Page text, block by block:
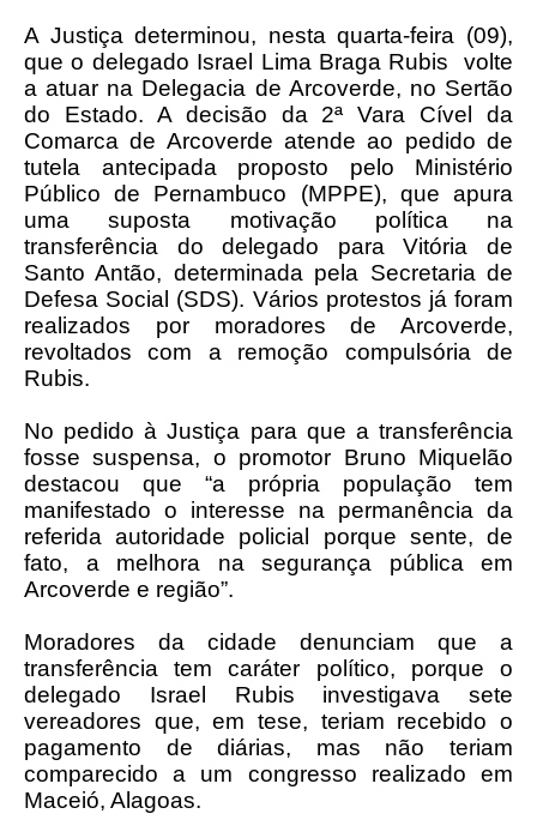
A Justiça determinou, nesta quarta-feira (09),
que o delegado Israel Lima Braga Rubis
volte
a atuar na Delegacia de Arcoverde, no Sertão
do Estado. A decisão da 2ª Vara Cível da
Comarca de Arcoverde atende ao pedido de
tutela antecipada proposto pelo Ministério
Público de Pernambuco (MPPE), que apura
uma suposta motivação política na
transferência do delegado para Vitória de
Santo Antão, determinada pela Secretaria de
Defesa Social (SDS). Vários protestos já foram
realizados por moradores de Arcoverde,
revoltados com a remoção compulsória de
Rubis.
No pedido à Justiça para que a transferência
fosse suspensa, o promotor Bruno Miquelão
destacou que “a própria população tem
manifestado o interesse na permanência da
referida autoridade policial porque sente, de
fato, a melhora na segurança pública em
Arcoverde e região”.
Moradores da cidade denunciam que a
transferência tem caráter político, porque o
delegado Israel Rubis investigava sete
vereadores que, em tese, teriam recebido o
pagamento de diárias, mas não teriam
comparecido a um congresso realizado em
Maceió, Alagoas.